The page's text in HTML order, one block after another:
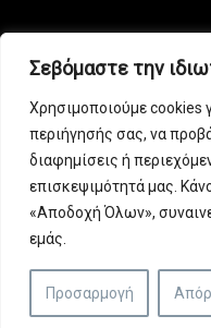
Σεβόμαστε την
Χρησιμοποιούμε cookies
περιήγησής σας, να
διαφημίσεις ή
επισκεψιμότητά μας.
«Αποδοχή Όλων»,
εμάς.
Προσαρμογή
FOLLOW US
4-reasons.gr